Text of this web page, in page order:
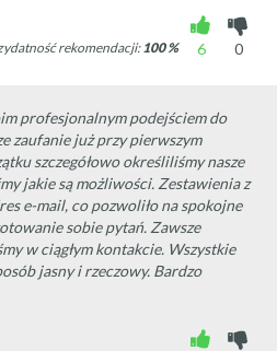
6
0
rekomendacji: 100 %
profesjonalnym podejściem do
zaufanie już przy pierwszym
szczegółowo określiliśmy nasze
jakie są możliwości. Zestawienia z
e-mail, co pozwoliło na spokojne
sobie pytań. Zawsze
w ciągłym kontakcie. Wszystkie
jasny i rzeczowy. Bardzo